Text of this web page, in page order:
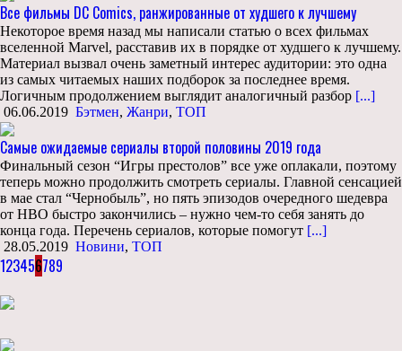
Все фильмы DC Comics, ранжированные от худшего к лучшему
Некоторое время назад мы написали статью о всех фильмах
вселенной Marvel, расставив их в порядке от худшего к лучшему.
Материал вызвал очень заметный интерес аудитории: это одна
из самых читаемых наших подборок за последнее время.
Логичным продолжением выглядит аналогичный разбор [...]
06.06.2019 Бэтмен, Жанри, ТОП
Самые ожидаемые сериалы второй половины 2019 года
Финальный сезон “Игры престолов” все уже оплакали, поэтому
теперь можно продолжить смотреть сериалы. Главной сенсацией
в мае стал “Чернобыль”, но пять эпизодов очередного шедевра
от HBO быстро закончились – нужно чем-то себя занять до
конца года. Перечень сериалов, которые помогут [...]
28.05.2019 Новини, ТОП
123456789